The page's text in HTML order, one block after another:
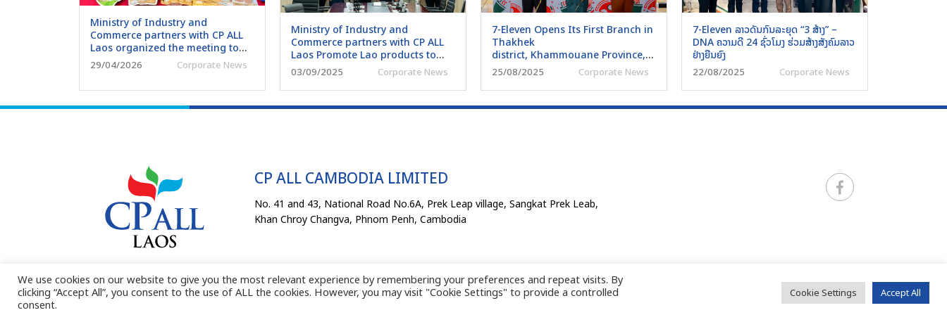
Ministry of Industry and
Commerce partners with CP ALL
Laos organized the meeting to
Enhance Product Quality and
Develop Local Entrepreneurs
29/04/2026 Corporate News
Ministry of Industry and
Commerce partners with CP ALL
Laos Promote Lao products to
international standards Project
03/09/2025 Corporate News
7-Eleven Opens Its First Branch in
Thakhek
district, Khammouane Province,
For
Enhancing Tourism and Services by Lao People to Lao People
25/08/2025 Corporate News
7-Eleven ລາວດັນກົນລະຍຸດ “3 ສ້າງ” –
DNA ຄວາມດີ 24 ຊົ່ວໂມງ ຮ່ວມສ້າງສັງຄົມລາວ
ຢ່າງຍືນຍົງ
22/08/2025 Corporate News
CP ALL CAMBODIA LIMITED
No. 41 and 43, National Road No.6A, Prek Leap village, Sangkat Prek Leab,
Khan Chroy Changva, Phnom Penh, Cambodia
COPYRIGHT 2026 CP ALL LAOS COMPANY LIMITED. ALL RIGHTS RESERVED. COOKIES NOTICE
We use cookies on our website to give you the most relevant experience by remembering your preferences and repeat visits. By
clicking “Accept All”, you consent to the use of ALL the cookies. However, you may visit "Cookie Settings" to provide a controlled
consent.
Cookie Settings Accept All